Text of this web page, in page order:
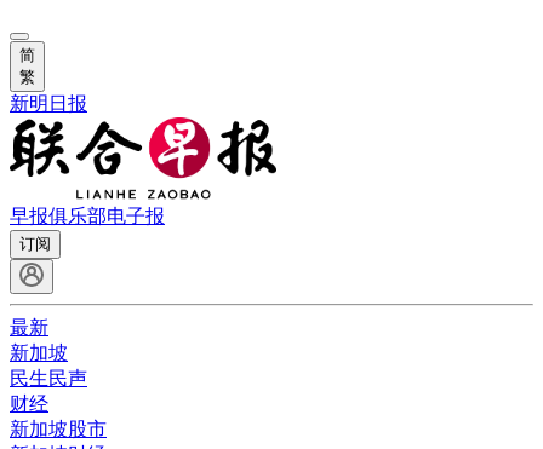
简
繁
新明日报
早报俱乐部电子报
订阅
最新
新加坡
民生民声
财经
新加坡股市